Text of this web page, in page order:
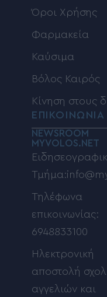
Όροι Χρήσης
Φαρμακεία
Καύσιμα
Βόλος Καιρός
Κίνηση στους
ΕΠΙΚΟΙΝΩΝΙΑ
NEWSROOM
MYVOLOS.NET
Τηλέφωνα
επικοινωνίας:
6948833100
Ηλεκτρονική
αποστολή
αγγελιών και